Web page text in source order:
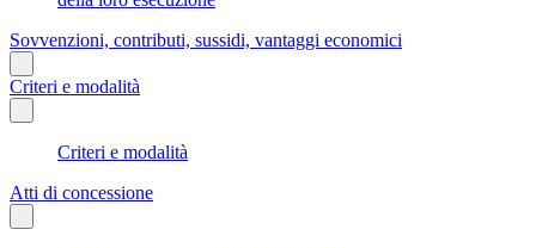
Sovvenzioni, contributi, sussidi, vantaggi economici
Criteri e modalità
Criteri e modalità
Atti di concessione